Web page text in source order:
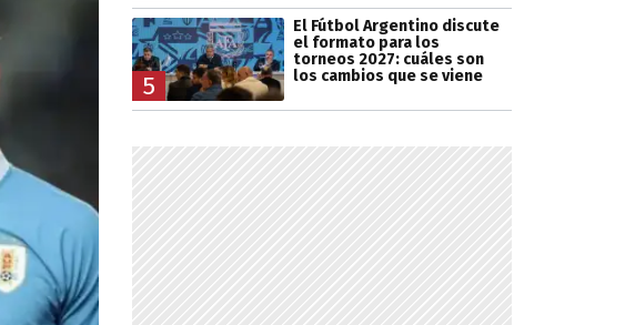
5
El Fútbol Argentino discute
el formato para los
torneos 2027: cuáles son
los cambios que se viene